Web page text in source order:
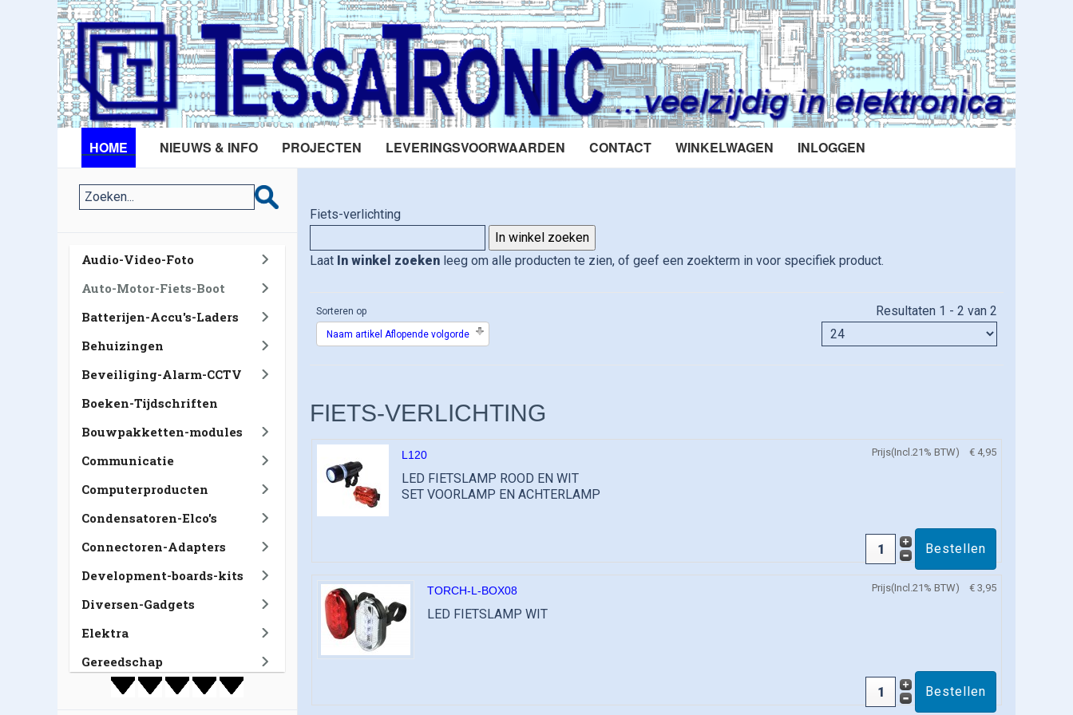
HOME NIEUWS & INFO PROJECTEN LEVERINGSVOORWAARDEN CONTACT WINKELWAGEN INLOGGEN
Fiets-verlichting
Laat In winkel zoeken leeg om alle producten te zien, of geef een zoekterm in voor specifiek product.
Sorteren op
Naam artikel Aflopende volgorde
Resultaten 1 - 2 van 2
FIETS-VERLICHTING
L120
LED FIETSLAMP ROOD EN WIT
SET VOORLAMP EN ACHTERLAMP
Prijs(Incl.21% BTW) € 4,95
TORCH-L-BOX08
LED FIETSLAMP WIT
Prijs(Incl.21% BTW) € 3,95
Audio-Video-Foto
Auto-Motor-Fiets-Boot
Batterijen-Accu's-Laders
Behuizingen
Beveiliging-Alarm-CCTV
Boeken-Tijdschriften
Bouwpakketten-modules
Communicatie
Computerproducten
Condensatoren-Elco's
Connectoren-Adapters
Development-boards-kits
Diversen-Gadgets
Elektra
Gereedschap
GSM-Tablet-Navigatie